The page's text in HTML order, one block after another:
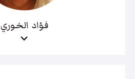
فؤاد الخوري